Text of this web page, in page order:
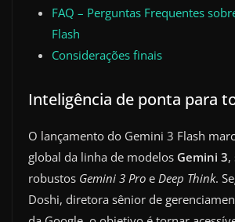
FAQ – Perguntas Frequentes
Flash
Considerações finais
Inteligência de ponta para
O lançamento do Gemini 3 Flash
global da linha de modelos Gemini 3,
robustos Gemini 3 Pro e Deep Think.
Doshi, diretora sênior de